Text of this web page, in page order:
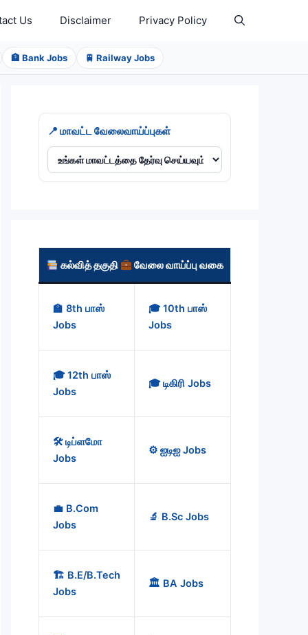
Us Disclaimer Privacy Policy
🏦 Bank Jobs 🚆 Railway Jobs
📍 மாவட்ட வேலைவாய்ப்புகள்
கல்வித் தகுதி வேலை வாய்ப்பு வகை
🏫 8th பாஸ்
Jobs
🎓 10th பாஸ்
Jobs
🎓 12th பாஸ்
Jobs
🎓 டிகிரி Jobs
🛠️ டிப்ளமோ
Jobs
⚙️ ஐடிஐ Jobs
💼 B.Com
Jobs
🔬 B.Sc Jobs
🏗️ B.E/B.Tech
Jobs
🏛️ BA Jobs